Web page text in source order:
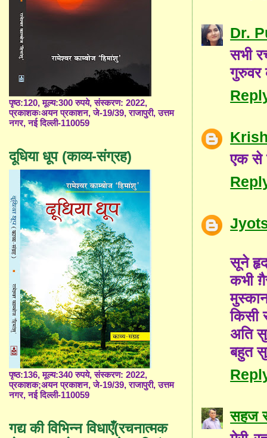
Dr.
सभी
गुरुवर
एक से
सूने
कभी
किसी
अति
बहुत
सहज
पृष्ठ:120, मूल्य:300 रुपये, संस्करण: 2022,
प्रकाशकःअयन प्रकाशन, जे-19/39, राजापुरी, उत्तम
नगर, नई दिल्ली-110059
दूधिया धूप (काव्य-संग्रह)
पृष्ठ:136, मूल्य:340 रुपये, संस्करण: 2022,
प्रकाशक;अयन प्रकाशन, जे-19/39, राजापुरी, उत्तम
नगर, नई दिल्ली-110059
गद्य की विभिन्न विधाएँ(रचनात्मक